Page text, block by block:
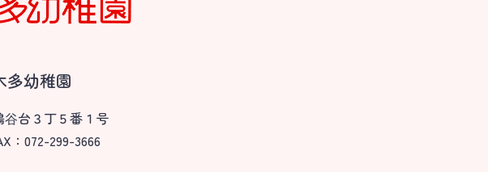
多幼稚園
⾕台３丁５番１号
：072-299-3666
教育と保育
園の1⽇
預かり保育［ヒラソル ]